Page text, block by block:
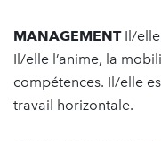
MANAGEMENTIl/elle
Il/elle l’anime, la
compétences. Il/elle
travail horizontale.